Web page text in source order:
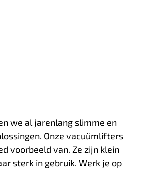
we al jarenlang slimme en
Onze vacuümlifters
voorbeeld van. Ze zijn klein
sterk in gebruik. Werk je op